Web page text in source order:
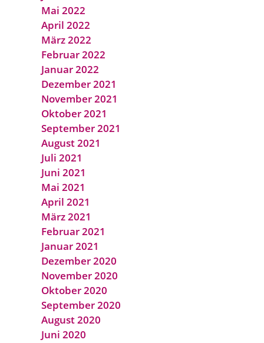
Mai 2022
April 2022
März 2022
Februar 2022
Januar 2022
Dezember 2021
November 2021
Oktober 2021
September 2021
August 2021
Juli 2021
Juni 2021
Mai 2021
April 2021
März 2021
Februar 2021
Januar 2021
Dezember 2020
November 2020
Oktober 2020
September 2020
August 2020
Juni 2020